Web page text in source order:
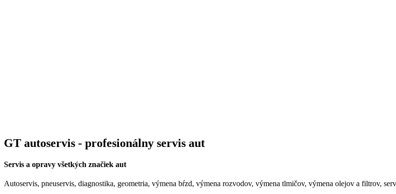
GT autoservis - profesionálny servis aut
Servis a opravy všetkých značiek aut
Autoservis, pneuservis, diagnostika, geometria, výmena bŕzd, výmena rozvodov, výmena tlmičov, výmena olejov a filtrov,